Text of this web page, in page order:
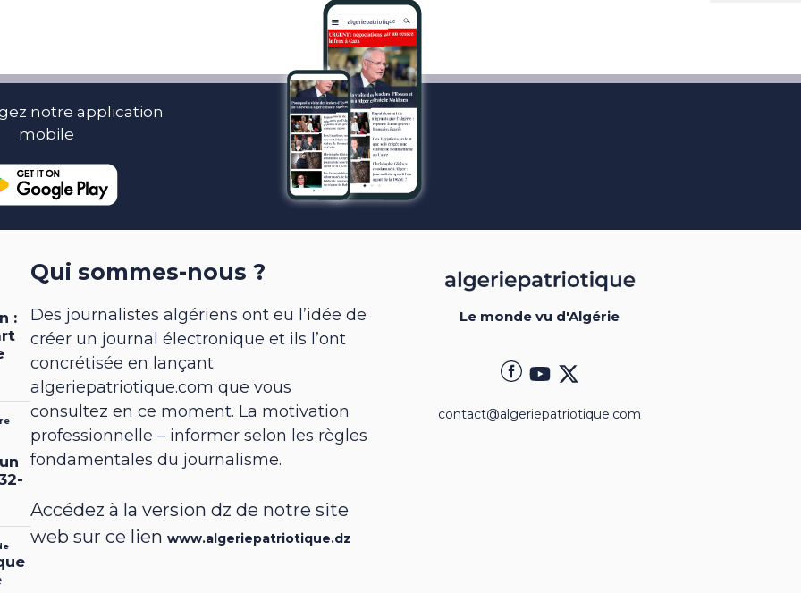
notre application
mobile
Qui sommes-nous ?
Des journalistes algériens ont eu l’idée de
créer un journal électronique et ils l’ont
concrétisée en lançant
algeriepatriotique.com que vous
consultez en ce moment. La motivation
professionnelle – informer selon les règles
fondamentales du journalisme.
Accédez à la version dz de notre site
web sur ce lienwww.algeriepatriotique.dz
Le monde vu d'Algérie
contact@algeriepatriotique.com